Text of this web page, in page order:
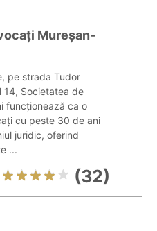
Mureșan-
pe strada Tudor
14, Societatea de
funcționează ca o
cu peste 30 de ani
juridic, oferind
...
(32)